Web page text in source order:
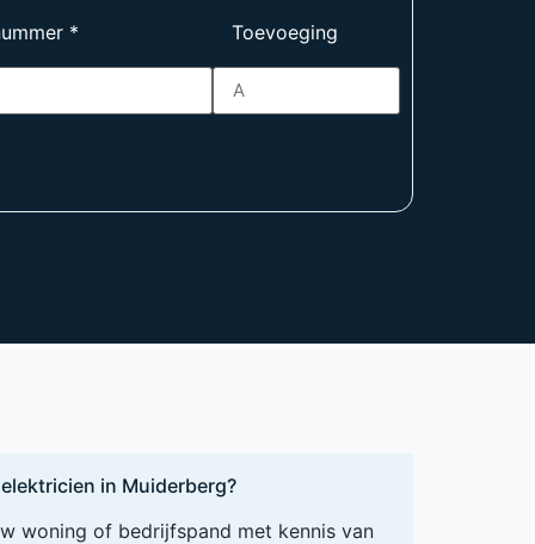
* Toevoeging
in Muiderberg?
woning of bedrijfspand met kennis van